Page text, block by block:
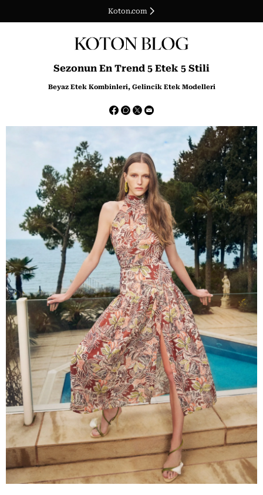
Koton.com
Sezonun En Trend 5 Etek 5 Stili
Beyaz Etek Kombinleri, Gelincik Etek Modelleri